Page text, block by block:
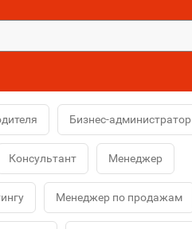
Бизнес-администратор
Консультант Менеджер
Менеджер по продажам